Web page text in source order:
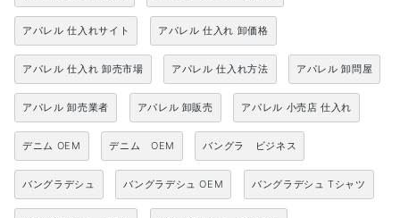
アパレル 仕入れサイト アパレル 仕入れ 卸価格
アパレル 仕入れ 卸売市場 アパレル 仕入れ方法 アパレル 卸問屋
アパレル 卸売業者 アパレル 卸販売 アパレル 小売店 仕入れ
デニム OEM デニム OEM バングラ ビジネス
バングラデシュ バングラデシュ OEM バングラデシュ Tシャツ